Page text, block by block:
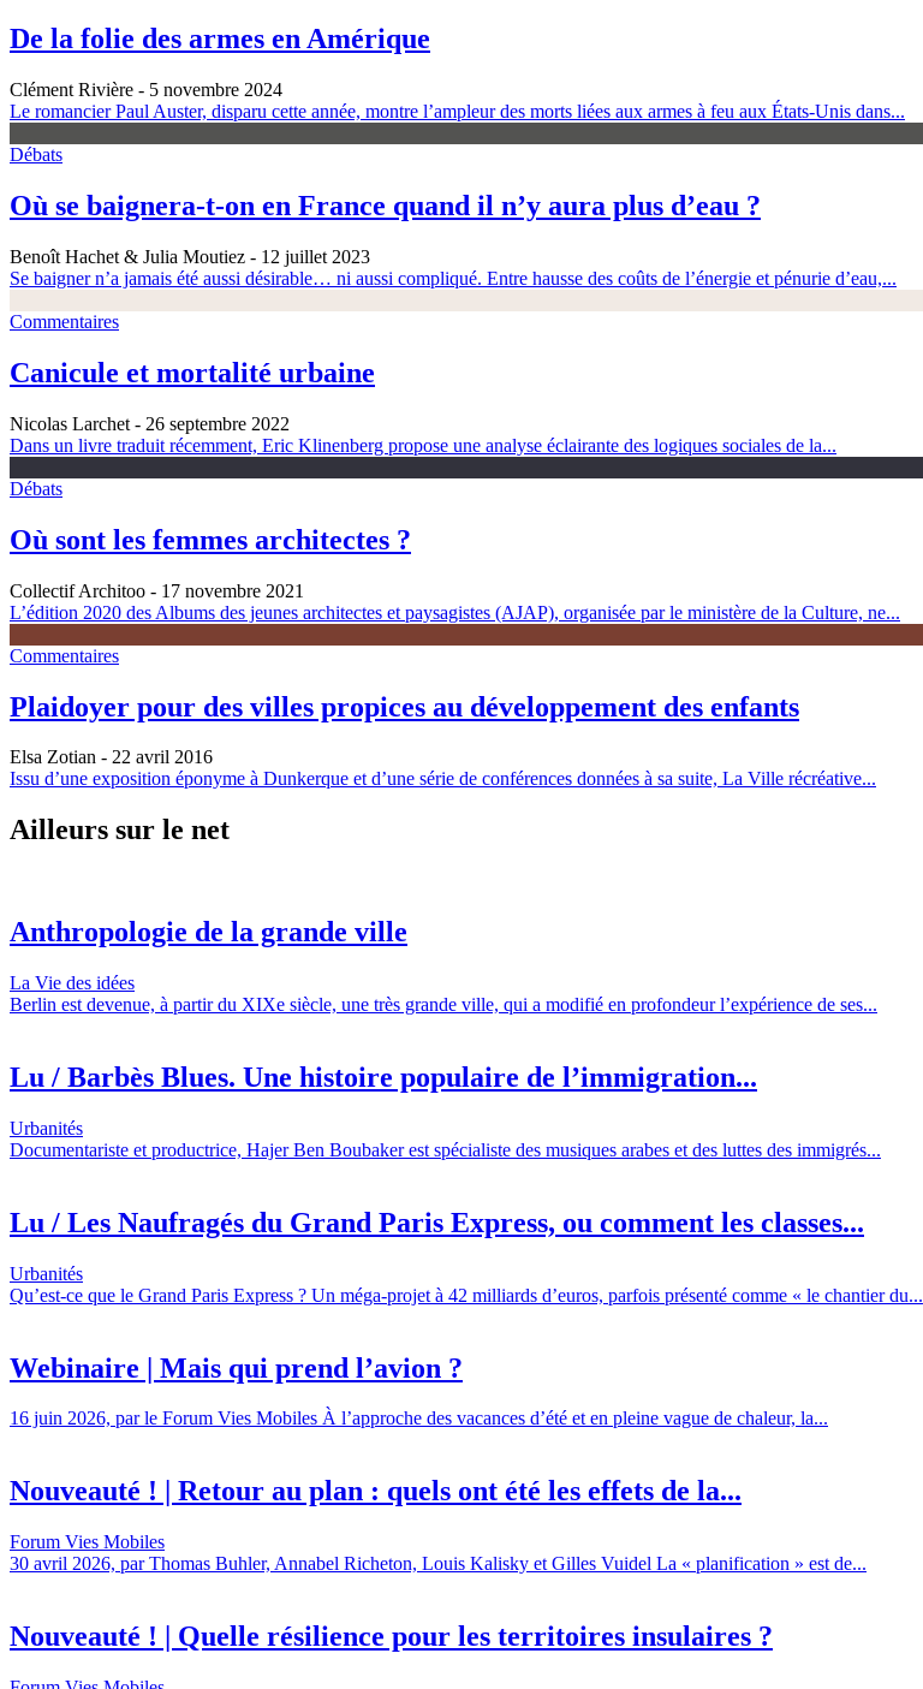
De la folie des armes en Amérique
Clément Rivière - 5 novembre 2024
Le romancier Paul Auster, disparu cette année, montre l’ampleur des morts liées aux armes à feu aux États-Unis dans...
Débats
Où se baignera-t-on en France quand il n’y aura plus d’eau ?
Benoît Hachet & Julia Moutiez - 12 juillet 2023
Se baigner n’a jamais été aussi désirable… ni aussi compliqué. Entre hausse des coûts de l’énergie et pénurie d’eau,...
Commentaires
Canicule et mortalité urbaine
Nicolas Larchet - 26 septembre 2022
Dans un livre traduit récemment, Eric Klinenberg propose une analyse éclairante des logiques sociales de la...
Débats
Où sont les femmes architectes ?
Collectif Architoo - 17 novembre 2021
L’édition 2020 des Albums des jeunes architectes et paysagistes (AJAP), organisée par le ministère de la Culture, ne...
Commentaires
Plaidoyer pour des villes propices au développement des enfants
Elsa Zotian - 22 avril 2016
Issu d’une exposition éponyme à Dunkerque et d’une série de conférences données à sa suite, La Ville récréative...
Ailleurs sur le net
Anthropologie de la grande ville
La Vie des idées
Berlin est devenue, à partir du XIXe siècle, une très grande ville, qui a modifié en profondeur l’expérience de ses...
Lu / Barbès Blues. Une histoire populaire de l’immigration...
Urbanités
Documentariste et productrice, Hajer Ben Boubaker est spécialiste des musiques arabes et des luttes des immigrés...
Lu / Les Naufragés du Grand Paris Express, ou comment les classes...
Urbanités
Qu’est-ce que le Grand Paris Express ? Un méga-projet à 42 milliards d’euros, parfois présenté comme « le chantier du...
Webinaire | Mais qui prend l’avion ?
16 juin 2026, par le Forum Vies Mobiles À l’approche des vacances d’été et en pleine vague de chaleur, la...
Nouveauté ! | Retour au plan : quels ont été les effets de la...
Forum Vies Mobiles
30 avril 2026, par Thomas Buhler, Annabel Richeton, Louis Kalisky et Gilles Vuidel La « planification » est de...
Nouveauté ! | Quelle résilience pour les territoires insulaires ?